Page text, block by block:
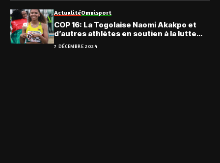
ActualitéOmnisport
COP 16: La Togolaise Naomi Akakpo et
d’autres athlètes en soutien à la lutte
contre la désertification
7 DÉCEMBRE 2024